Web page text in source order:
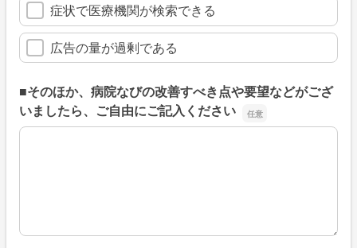
症状で医療機関が検索できる
広告の量が過剰である
■そのほか、病院なびの改善すべき点や要望などがござ
いましたら、ご自由にご記入ください
■そのほか、病院なびの改善すべき点や要望などがござい